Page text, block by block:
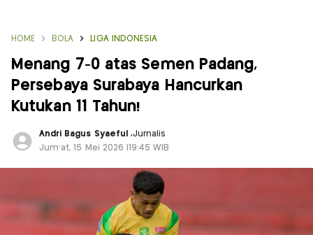
HOME BOLA LIGA INDONESIA
Menang 7-0 atas Semen Padang,
Persebaya Surabaya Hancurkan
Kutukan 11 Tahun!
Andri Bagus Syaeful ,Jurnalis
Jum'at, 15 Mei 2026 |19:45 WIB